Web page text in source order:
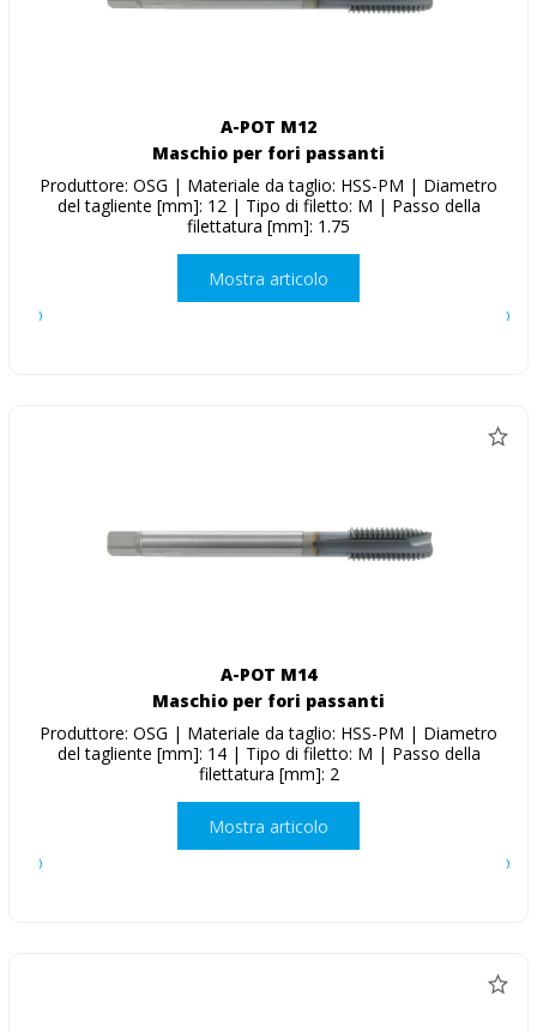
A-POT M12
Maschio per fori passanti
Produttore: OSG | Materiale da taglio: HSS-PM | Diametro
del tagliente [mm]: 12 | Tipo di filetto: M | Passo della
filettatura [mm]: 1.75
Mostra articolo
A-POT M14
Maschio per fori passanti
Produttore: OSG | Materiale da taglio: HSS-PM | Diametro
del tagliente [mm]: 14 | Tipo di filetto: M | Passo della
filettatura [mm]: 2
Mostra articolo